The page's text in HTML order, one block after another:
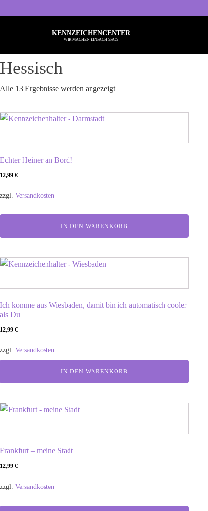
KENNZEICHENCENTER
WIR MACHEN EINFACH SPASS
Alle Sprüche
Hessisch
Alle 13 Ergebnisse werden angezeigt
Echter Heiner an Bord!
12,99 €
zzgl. Versandkosten
IN DEN WARENKORB
Ich komme aus Wiesbaden, damit bin ich automatisch cooler
als Du
12,99 €
zzgl. Versandkosten
IN DEN WARENKORB
Frankfurt – meine Stadt
12,99 €
zzgl. Versandkosten